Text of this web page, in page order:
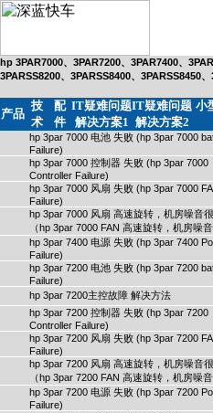
hp 3PAR7000、3PAR7200、3PAR7400、
3PARSS8200、3PARSS8400、3PARSS8450
产品
技
术
配
件
IT疑难问题
解决方案1
IT疑难问题
解决方案2
小
hp 3par 7000 电池 失败 (hp 3par 7000
Failure)
hp 3par 7000 控制器 失败 (hp 3par 7000
Controller Failure)
hp 3par 7000 风扇 失败 (hp 3par 7000
Failure)
hp 3par 7000 风扇 高速旋转，机房噪音很
（hp 3par 7000 FAN 高速旋转，机房噪
hp 3par 7400 电源 失败 (hp 3par 7400
Failure)
hp 3par 7200 电池 失败 (hp 3par 7200
Failure)
hp 3par 7200主控故障 解决方法
hp 3par 7200 控制器 失败 (hp 3par 7200
Controller Failure)
hp 3par 7200 风扇 失败 (hp 3par 7200
Failure)
hp 3par 7200 风扇 高速旋转，机房噪音很
（hp 3par 7200 FAN 高速旋转，机房噪
hp 3par 7200 电源 失败 (hp 3par 7200
Failure)